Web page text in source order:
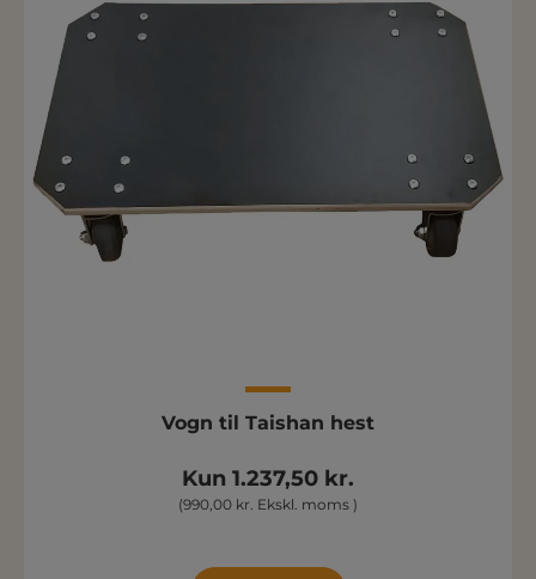
Vogn til Taishan hest
Kun 1.237,50 kr.
(990,00 kr. Ekskl. moms )